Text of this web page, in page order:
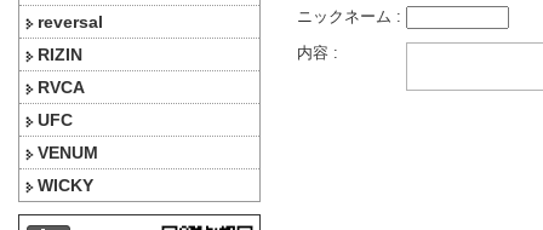
reversal
RIZIN
RVCA
UFC
VENUM
WICKY
ニックネーム :
内容 :